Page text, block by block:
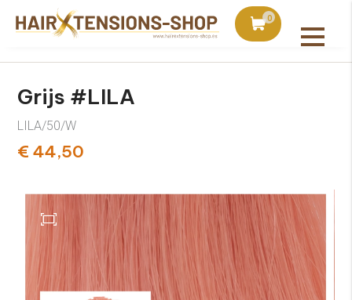
0
bij bestellingen vanaf €75 Vandaag besteld,
Alle producten
Grijs #LILA
LILA/50/W
€ 44,50